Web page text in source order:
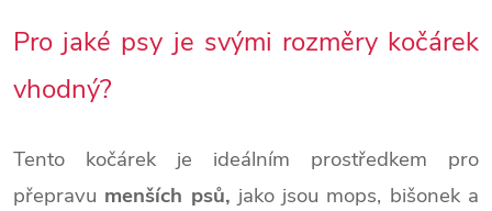
Pro jaké psy je svými rozměry kočárek
vhodný?
Tento kočárek je ideálním prostředkem pro
přepravu menších psů, jako jsou mops, bišonek a